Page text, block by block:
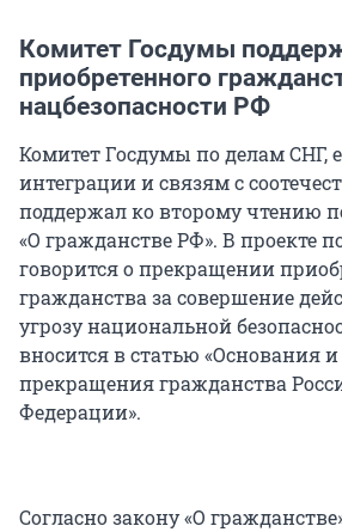
Комитет Госдумы
приобретенного
нацбезопасности РФ
Комитет Госдумы по делам СНГ,
интеграции и связям с
поддержал ко второму чтению
«О гражданстве РФ». В проекте
говорится о прекращении
гражданства за совершение
угрозу национальной
вносится в статью «Основания
прекращения гражданства
Федерации».
Согласно закону «О